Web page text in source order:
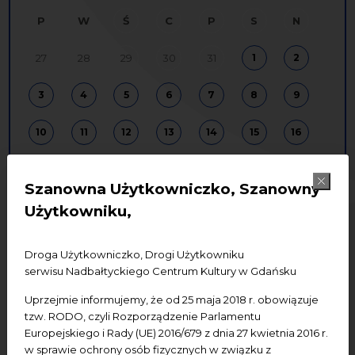
Szanowna Użytkowniczko, Szanowny
Użytkowniku,
Droga Użytkowniczko, Drogi Użytkowniku
serwisu Nadbałtyckiego Centrum Kultury w Gdańsku
Uprzejmie informujemy, że od 25 maja 2018 r. obowiązuje
tzw. RODO, czyli Rozporządzenie Parlamentu
Europejskiego i Rady (UE) 2016/679 z dnia 27 kwietnia 2016 r.
w sprawie ochrony osób fizycznych w związku z
P W Ś C P S N
27 28 29 30 31 1 2
3 4 5 6 7 8 9
10 11 12 13 14 15 16
24 25 26
edukacja koncerty spotkania
badania wystawy konferencje